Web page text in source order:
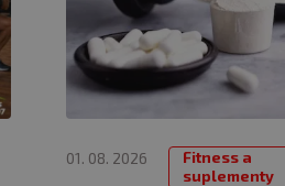
01. 08. 2026
Fitness a
suplementy